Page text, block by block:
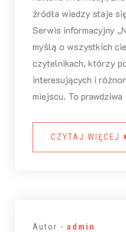
źródła wiedzy staje
Serwis informacyjny
myślą o wszystkich
czytelnikach, którzy
interesujących i
miejscu. To prawdziwa
CZYTAJ WIĘCEJ
Autor - admin